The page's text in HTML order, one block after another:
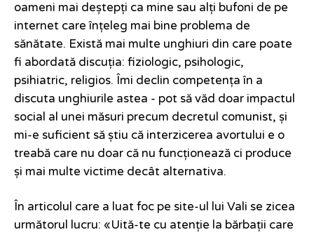
oameni mai deștepți ca mine sau alți bufoni de pe
internet care înțeleg mai bine problema de
sănătate. Există mai multe unghiuri din care poate
fi abordată discuția: fiziologic, psihologic,
psihiatric, religios. Îmi declin competența în a
discuta unghiurile astea - pot să văd doar impactul
social al unei măsuri precum decretul comunist, și
mi-e suficient să știu că interzicerea avortului e o
treabă care nu doar că nu funcționează ci produce
și mai multe victime decât alternativa.
În articolul care a luat foc pe site-ul lui Vali se zicea
următorul lucru: «Uită-te cu atenție la bărbații care